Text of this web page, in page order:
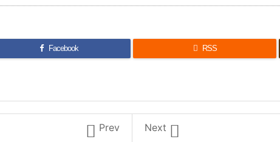
Facebook  RSS

Next
 Prev